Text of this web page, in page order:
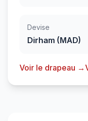
Devise
Dirham (MAD)
Voir le drapeau →